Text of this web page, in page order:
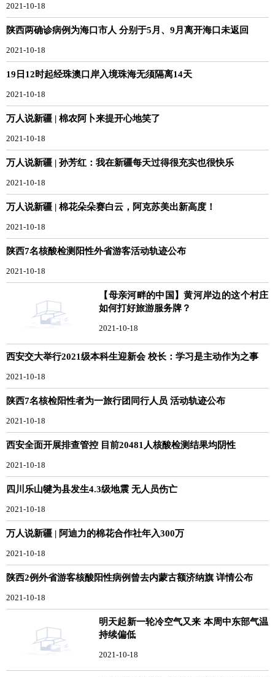
2021-10-18
陕西两确诊病例为海口市人 分别于5月、9月离开海口未返回
2021-10-18
19日12时起经珠澳口岸入境珠海无须隔离14天
2021-10-18
万人说新疆 | 棉农阿卜来提开心地笑了
2021-10-18
万人说新疆 | 孙芳红：我在新疆每天过得很充实也很快乐
2021-10-18
万人说新疆 | 棉花朵朵赛白云，阿克苏美出新高度！
2021-10-18
陕西7名核酸检测阳性外省游客活动轨迹公布
2021-10-18
【母亲河畔的中国】黄河岸边的这个村庄
如何打好旅游服务牌？
2021-10-18
西安交大举行2021级本科生迎新会 校长：学习是主动作为之事
2021-10-18
陕西7名核检阳性者为一旅行团同行人员 活动轨迹公布
2021-10-18
西安全面开展排查管控 目前20481人核酸检测结果均阴性
2021-10-18
四川乐山犍为县发生4.3级地震 无人员伤亡
2021-10-18
万人说新疆 | 阿迪力的棉花合作社年入300万
2021-10-18
陕西2例外省游客核酸阳性病例曾去内蒙古额济纳旗 详情公布
2021-10-18
明天起新一轮冷空气又来 本周中东部气温
持续偏低
2021-10-18